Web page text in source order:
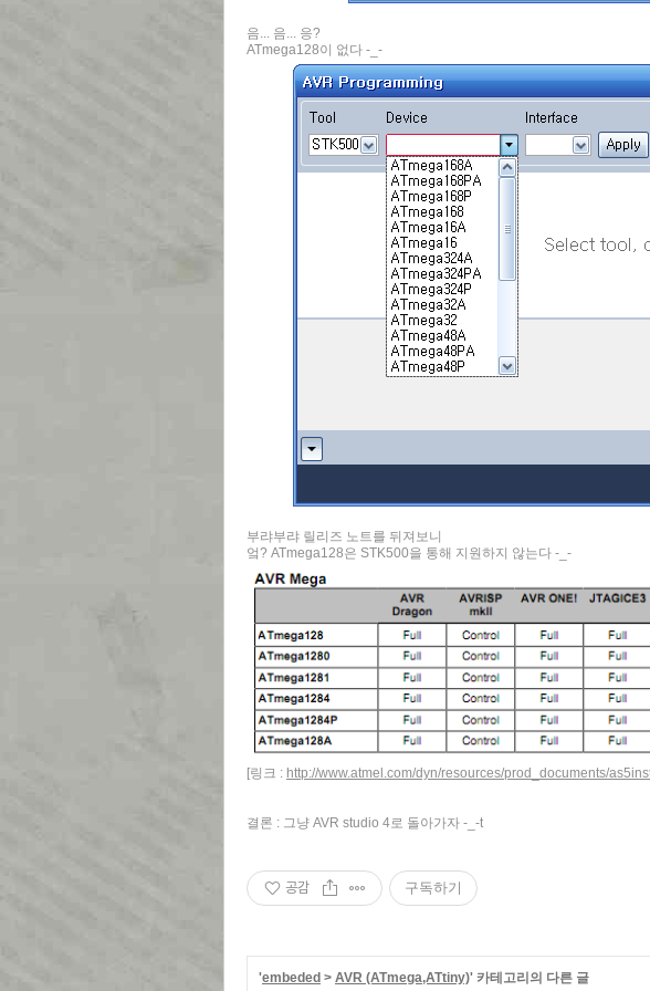
음... 음... 응?
ATmega128이 없다 -_-
부랴부랴 릴리즈 노트를 뒤져보니
엌? ATmega128은 STK500을 통해 지원하지 않는다 -_-
[링크 : http://www.atmel.com/dyn/resources/prod_documents/
결론 : 그냥 AVR studio 4로 돌아가자 -_-t
공감 구독하기
'embeded > AVR (ATmega,ATtiny)' 카테고리의 다른 글